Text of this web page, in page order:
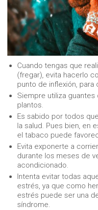
Cuando tengas que
(fregar), evita hacerlo
punto de inflexión, para
Siempre utiliza
plantos.
Es sabido por todos
la salud. Pues bien, en
el tabaco puede
Evita exponerte a
durante los meses de
acondicionado.
Intenta evitar todas
estrés, ya que como
estrés puede ser una
síndrome.